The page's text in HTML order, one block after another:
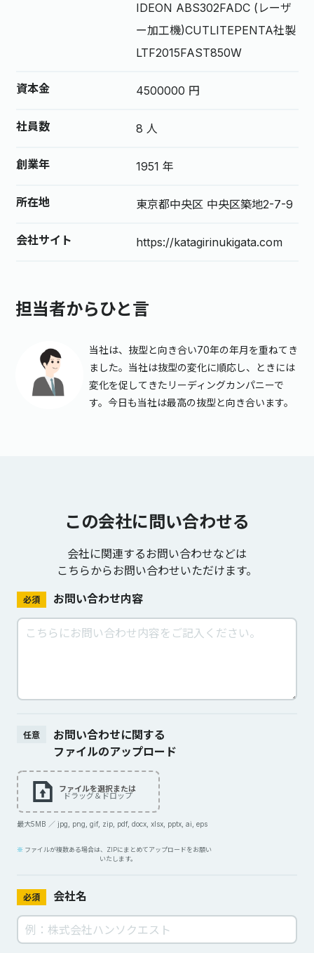
IDEON ABS302FADC (レーザ
ー加工機)CUTLITEPENTA社製
LTF2015FAST850W
資本金 4500000 円
社員数 8 人
創業年 1951 年
所在地 東京都中央区 中央区築地2-7-9
会社サイト https://katagirinukigata.com
担当者からひと言
当社は、抜型と向き合い70年の年月を重ねてき
ました。当社は抜型の変化に順応し、ときには
変化を促してきたリーディングカンパニーで
す。今日も当社は最高の抜型と向き合います。
この会社に問い合わせる
会社に関連するお問い合わせなどは
こちらからお問い合わせいただけます。
必須 お問い合わせ内容
任意
お問い合わせに関する
ファイルのアップロード
ファイルを選択または
ドラッグ＆ドロップ
最大5MB ／ jpg, png, gif, zip, pdf, docx, xlsx, pptx, ai, eps
ファイルが複数ある場合は、ZIPにまとめてアップロードをお願い
いたします。
必須 会社名